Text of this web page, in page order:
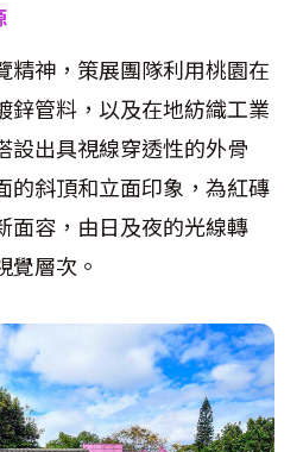
精神，策展團隊利用桃園在
鋅管料，以及在地紡織工業
設出具視線穿透性的外骨
的斜頂和立面印象，為紅磚
面容，由日及夜的光線轉
覺層次。